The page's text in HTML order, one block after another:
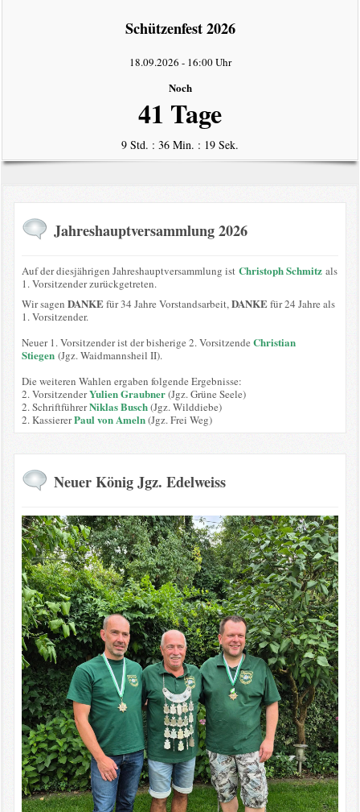
Schützenfest 2026
18.09.2026 - 16:00 Uhr
Noch
41 Tage
9 Std. : 36 Min. : 19 Sek.
Jahreshauptversammlung 2026
Auf der diesjährigen Jahreshauptversammlung ist Christoph Schmitzals
1. Vorsitzender zurückgetreten.
Wir sagen DANKEfür 34 Jahre Vorstandsarbeit,DANKEfür 24 Jahre als
1. Vorsitzender.
Neuer 1. Vorsitzender ist der bisherige 2. Vorsitzende Christian
Stiegen (Jgz. Waidmannsheil II).
Die weiteren Wahlen ergaben folgende Ergebnisse:
2. VorsitzenderYulien Graubner(Jgz. Grüne Seele)
2. SchriftführerNiklas Busch(Jgz. Wilddiebe)
2. KassiererPaul von Ameln(Jgz. Frei Weg)
Neuer König Jgz. Edelweiss